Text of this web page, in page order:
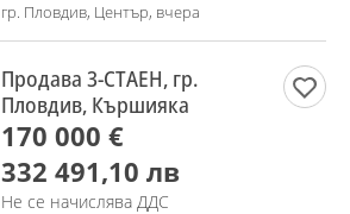
гр. Пловдив, Център, вчера
Продава 3-СТАЕН, гр.
Пловдив, Кършияка
170 000 €
332 491,10 лв
Не се начислява ДДС